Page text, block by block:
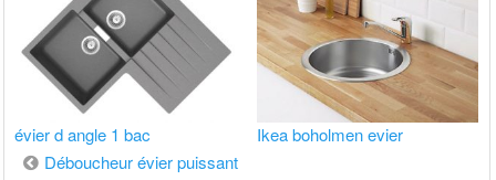
évier d angle 1 bac Ikea boholmen evier
Navigation
Déboucheur évier puissant